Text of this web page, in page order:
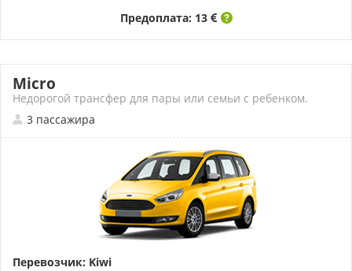
Предоплата: 13
Micro
Недорогой трансфер для пары или семьи с ребенком.
3 пассажира
Перевозчик: Kiwi